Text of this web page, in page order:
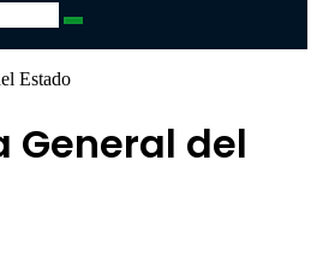
Buscar
por
Estado
General del